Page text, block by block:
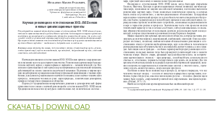
СКАЧАТЬ|DOWNLOAD